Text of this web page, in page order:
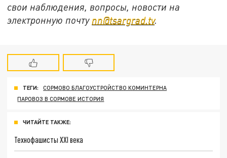
свои наблюдения, вопросы, новости на
электронную почту nn@tsargrad.tv.
ТЕГИ:
СОРМОВО БЛАГОУСТРОЙСТВО КОМИНТЕРНА
ПАРОВОЗ В СОРМОВЕ ИСТОРИЯ
ЧИТАЙТЕ ТАКЖЕ:
Технофашисты XXI века